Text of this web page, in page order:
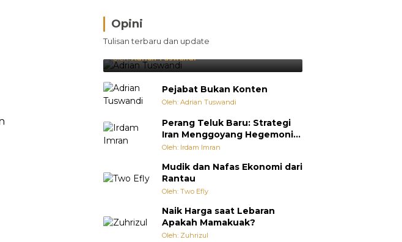
Opini
Tulisan terbaru dan update
Brasil Lebih Diunggulkan, tetapi
Jepang Selalu Punya Cara Membuat
Kejutan
Oleh:Adrian Tuswandi
Pejabat Bukan Konten
Oleh: Adrian Tuswandi
Perang Teluk Baru: Strategi
Iran Menggoyang Hegemoni
AS dari Dalam
Oleh: Irdam Imran
Mudik dan Nafas Ekonomi dari
Rantau
Oleh: Two Efly
Naik Harga saat Lebaran
Apakah Mamakuak?
Oleh: Zuhrizul